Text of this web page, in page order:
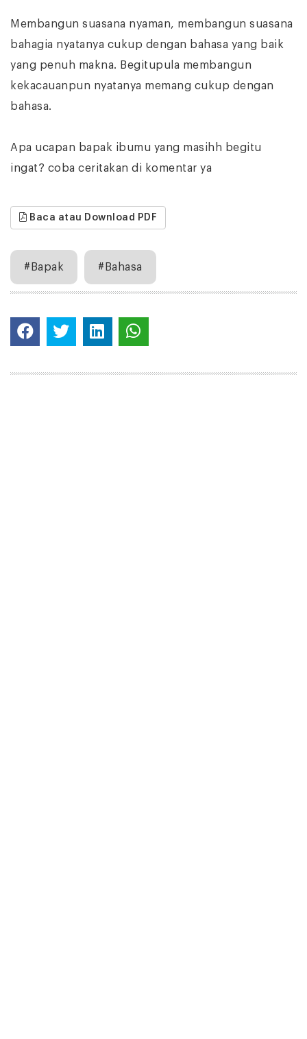
Membangun suasana nyaman, membangun suasana
bahagia nyatanya cukup dengan bahasa yang baik
yang penuh makna. Begitupula membangun
kekacauanpun nyatanya memang cukup dengan
bahasa.
Apa ucapan bapak ibumu yang masihh begitu
ingat? coba ceritakan di komentar ya
Baca atau Download PDF
#Bapak #Bahasa